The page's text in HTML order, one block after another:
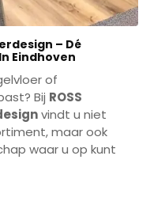
– Dé
Eindhoven
of
Bij ROSS
vindt u niet
maar ook
waar u op kunt